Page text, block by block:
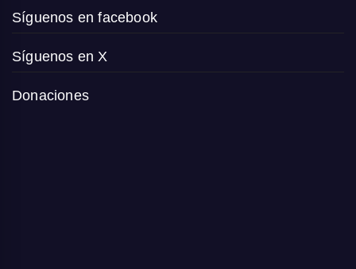
Síguenos en facebook
Síguenos en X
Donaciones